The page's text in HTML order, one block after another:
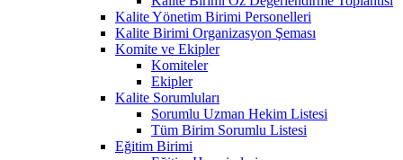
Kalite Yönetim Birimi Personelleri
Kalite Birimi Organizasyon Şeması
Komite ve Ekipler
Komiteler
Ekipler
Kalite Sorumluları
Sorumlu Uzman Hekim Listesi
Tüm Birim Sorumlu Listesi
Eğitim Birimi